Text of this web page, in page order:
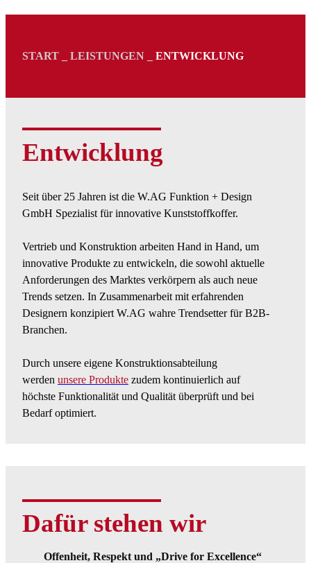
START LEISTUNGEN ENTWICKLUNG
Entwicklung
Seit über 25 Jahren ist die W.AG Funktion + Design
GmbH Spezialist für innovative Kunststoffkoffer.
Vertrieb und Konstruktion arbeiten Hand in Hand, um
innovative Produkte zu entwickeln, die sowohl aktuelle
Anforderungen des Marktes verkörpern als auch neue
Trends setzen. In Zusammenarbeit mit erfahrenden
Designern konzipiert W.AG wahre Trendsetter für B2B-
Branchen.
Durch unsere eigene Konstruktionsabteilung
werden unsere Produkte zudem kontinuierlich auf
höchste Funktionalität und Qualität überprüft und bei
Bedarf optimiert.
Dafür stehen wir
Offenheit, Respekt und „Drive for Excellence“